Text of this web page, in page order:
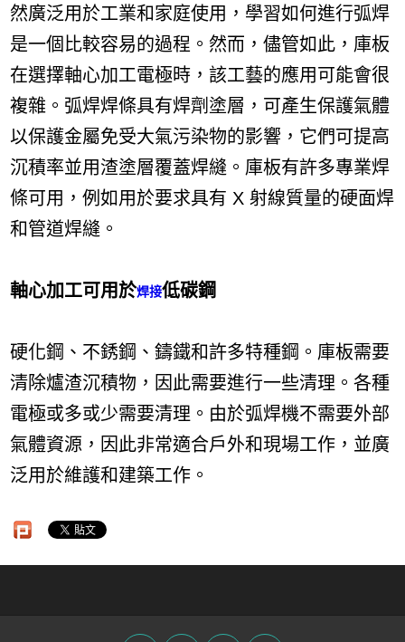
然廣泛用於工業和家庭使用，學習如何進行弧焊
是一個比較容易的過程。然而，儘管如此，庫板
在選擇軸心加工電極時，該工藝的應用可能會很
複雜。弧焊焊條具有焊劑塗層，可產生保護氣體
以保護金屬免受大氣污染物的影響，它們可提高
沉積率並用渣塗層覆蓋焊縫。庫板有許多專業焊
條可用，例如用於要求具有 X 射線質量的硬面焊
和管道焊縫。
軸心加工可用於焊接低碳鋼
硬化鋼、不銹鋼、鑄鐵和許多特種鋼。庫板需要
清除爐渣沉積物，因此需要進行一些清理。各種
電極或多或少需要清理。由於弧焊機不需要外部
氣體資源，因此非常適合戶外和現場工作，並廣
泛用於維護和建築工作。